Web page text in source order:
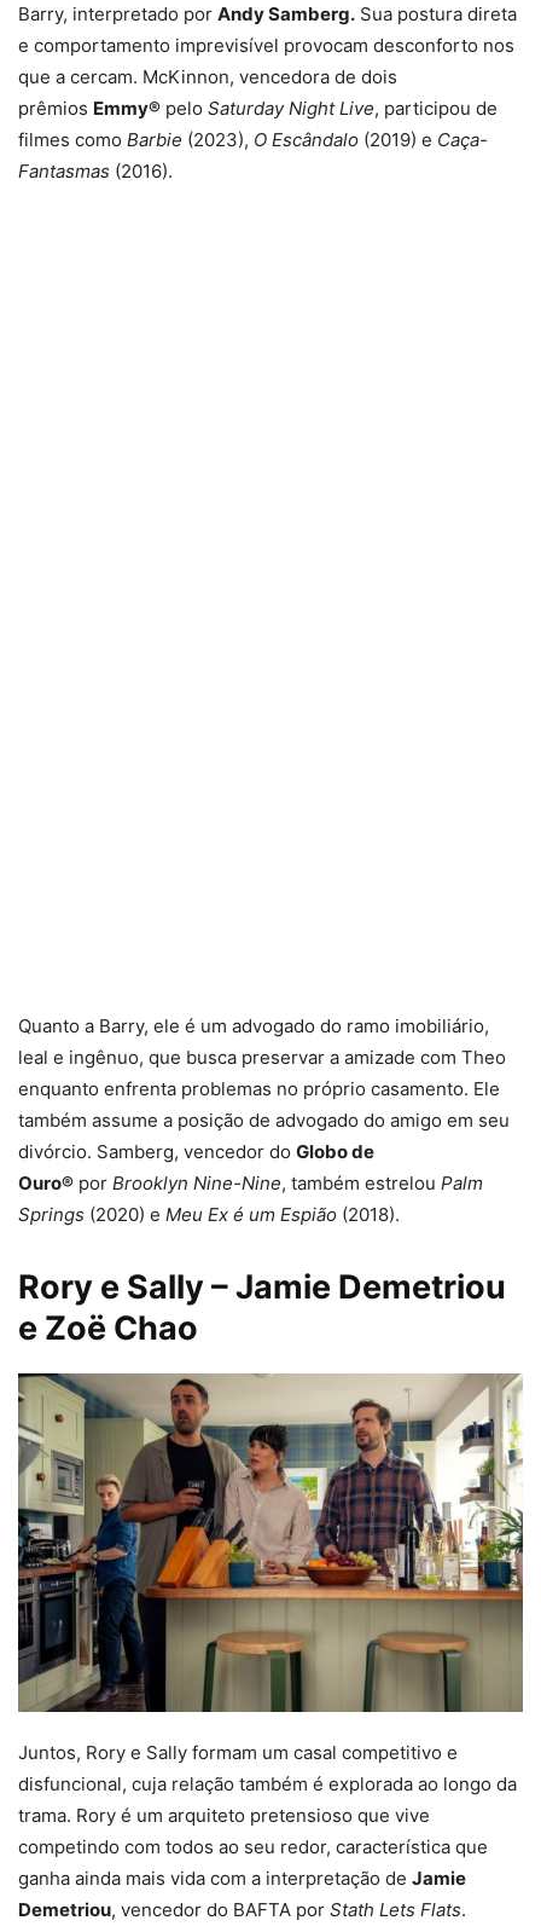
Barry, interpretado por Andy Samberg. Sua postura direta
e comportamento imprevisível provocam desconforto nos
que a cercam. McKinnon, vencedora de dois
prêmios Emmy® pelo Saturday Night Live, participou de
filmes como Barbie (2023), O Escândalo (2019) e Caça-
Fantasmas (2016).
Quanto a Barry, ele é um advogado do ramo imobiliário,
leal e ingênuo, que busca preservar a amizade com Theo
enquanto enfrenta problemas no próprio casamento. Ele
também assume a posição de advogado do amigo em seu
divórcio. Samberg, vencedor do Globo de
Ouro® por Brooklyn Nine-Nine, também estrelou Palm
Springs (2020) e Meu Ex é um Espião (2018).
Rory e Sally – Jamie Demetriou
e Zoë Chao
Juntos, Rory e Sally formam um casal competitivo e
disfuncional, cuja relação também é explorada ao longo da
trama. Rory é um arquiteto pretensioso que vive
competindo com todos ao seu redor, característica que
ganha ainda mais vida com a interpretação de Jamie
Demetriou, vencedor do BAFTA por Stath Lets Flats.